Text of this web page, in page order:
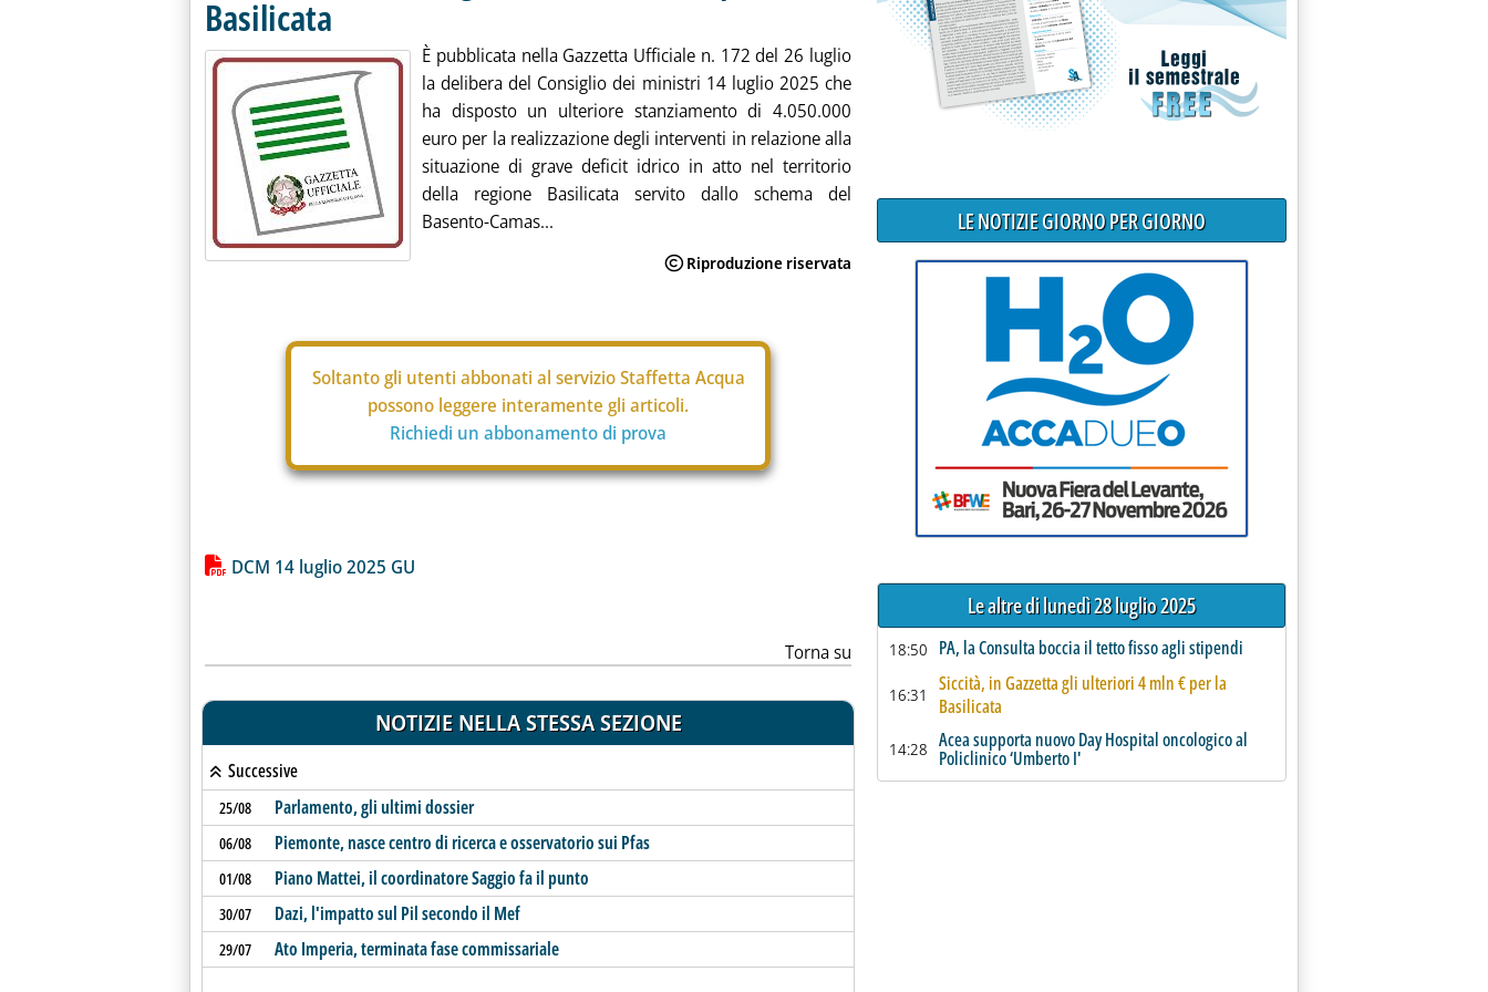
Basilicata
È pubblicata nella Gazzetta Ufficiale n. 172 del 26 luglio
la delibera del Consiglio dei ministri 14 luglio 2025 che
ha disposto un ulteriore stanziamento di 4.050.000
euro per la realizzazione degli interventi in relazione alla
situazione di grave deficit idrico in atto nel territorio
della regione Basilicata servito dallo schema del
Basento-Camas...
Soltanto gli utenti abbonati al servizio Staffetta Acqua
possono leggere interamente gli articoli.
Richiedi un abbonamento di prova
Lista allegati PDF alla notizia
DCM 14 luglio 2025 GU
Torna su
NOTIZIE NELLA STESSA SEZIONE
Successive
25/08 Parlamento, gli ultimi dossier
06/08 Piemonte, nasce centro di ricerca e osservatorio sui Pfas
01/08 Piano Mattei, il coordinatore Saggio fa il punto
30/07 Dazi, l'impatto sul Pil secondo il Mef
29/07 Ato Imperia, terminata fase commissariale
LE NOTIZIE GIORNO PER GIORNO
Le altre di lunedì 28 luglio 2025
18:50 PA, la Consulta boccia il tetto fisso agli stipendi
16:31
Siccità, in Gazzetta gli ulteriori 4 mln € per la
Basilicata
14:28 Acea supporta nuovo Day Hospital oncologico al
Policlinico ‘Umberto I'